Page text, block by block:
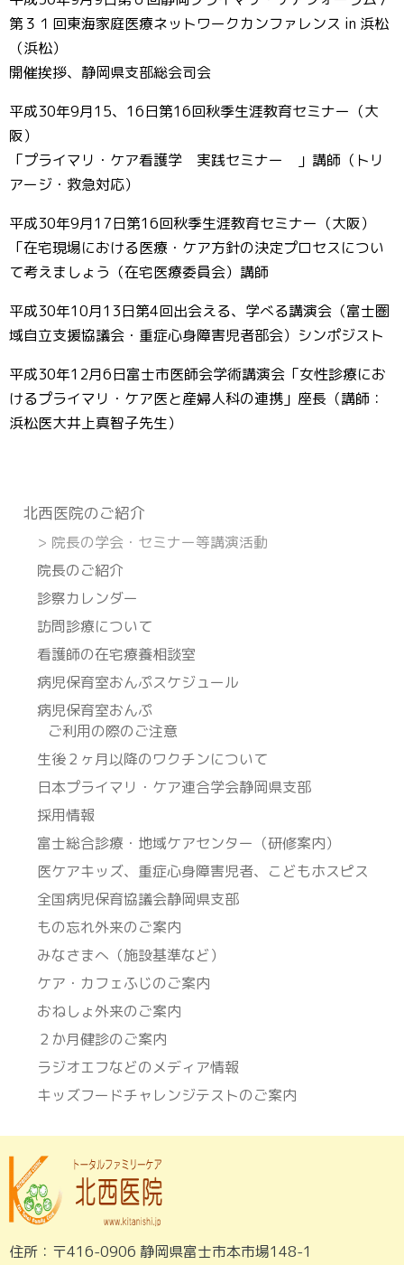
第３１回東海家庭医療ネットワークカンファレンス in 浜松
（浜松）
開催挨拶、静岡県支部総会司会
平成30年9月15、16日第16回秋季生涯教育セミナー（大
阪）
「プライマリ・ケア看護学 実践セミナー 」講師（トリ
アージ・救急対応）
平成30年9月17日第16回秋季生涯教育セミナー（大阪）
「在宅現場における医療・ケア方針の決定プロセスについ
て考えましょう（在宅医療委員会）講師
平成30年10月13日第4回出会える、学べる講演会（富士圏
域自立支援協議会・重症心身障害児者部会）シンポジスト
平成30年12月6日富士市医師会学術講演会「女性診療にお
けるプライマリ・ケア医と産婦人科の連携」座長（講師：
浜松医大井上真智子先生）
北⻄医院のご紹介
> 院長の学会・セミナー等講演活動
院長のご紹介
診察カレンダー
訪問診療について
看護師の在宅療養相談室
病児保育室おんぷスケジュール
病児保育室おんぷ
ご利用の際のご注意
生後２ヶ月以降のワクチンについて
日本プライマリ・ケア連合学会静岡県支部
採用情報
富士総合診療・地域ケアセンター（研修案内）
医ケアキッズ、重症心身障害児者、こどもホスピス
全国病児保育協議会静岡県支部
もの忘れ外来のご案内
みなさまへ（施設基準など）
ケア・カフェふじのご案内
おねしょ外来のご案内
２か月健診のご案内
ラジオエフなどのメディア情報
キッズフードチャレンジテストのご案内
住所：〒416-0906 静岡県富士市本市場148-1